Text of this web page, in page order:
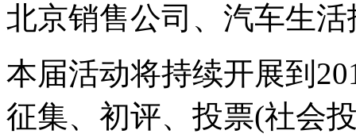
北京销售公司、汽车生
本届活动将持续开展到
征集、初评、投票(社会